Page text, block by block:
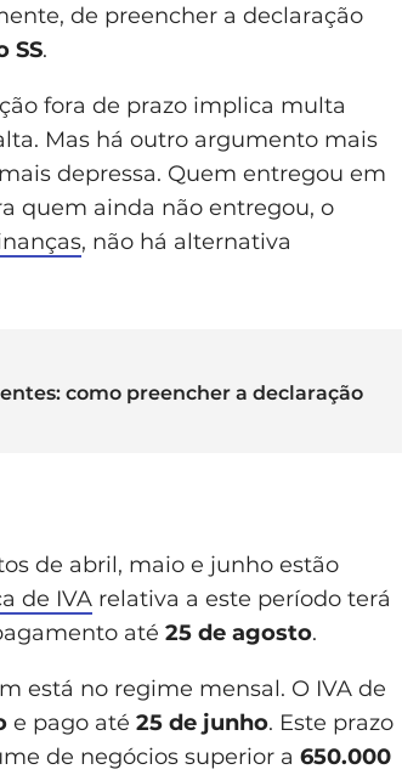
de preencher a declaração
SS.
fora de prazo implica multa
Mas há outro argumento mais
depressa. Quem entregou em
quem ainda não entregou, o
, não há alternativa
como preencher a declaração
de abril, maio e junho estão
de IVA relativa a este período terá
até 25 de agosto.
está no regime mensal. O IVA de
e pago até 25 de junho. Este prazo
de negócios superior a 650.000